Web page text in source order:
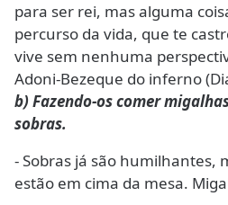
para ser rei, mas alguma
percurso da vida, que te
vive sem nenhuma
Adoni-Bezeque do inferno
b) Fazendo-os comer
sobras.
- Sobras já são humilhantes,
estão em cima da mesa.